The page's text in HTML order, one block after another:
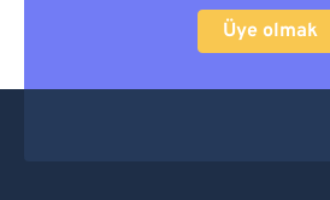
Üye olmak